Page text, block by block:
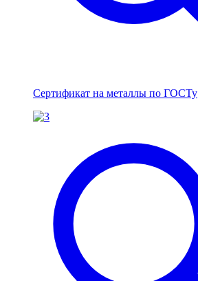
Сертификат на металлы по ГОСТу